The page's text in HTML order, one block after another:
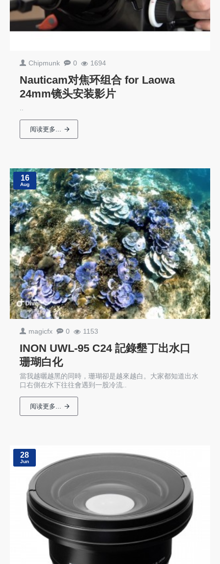
Chipmunk 0 1694
Nauticam对焦环组合 for Laowa
24mm镜头安装影片
阅读更多...
16
Aug
magicfx 0 1153
INON UWL-95 C24 記錄墾丁出水口
珊瑚白化
當我越曬越黑的同時，珊瑚卻是越來越白。大家都知道出水
口右側在水下往往會遇到一股冷流..
阅读更多...
28
Jun